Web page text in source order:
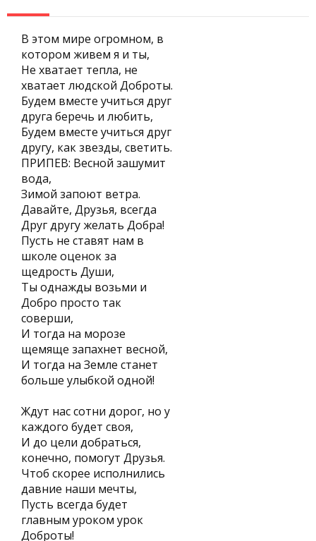
В этом мире огромном, в
котором живем я и ты,
Не хватает тепла, не
хватает людской Доброты.
Будем вместе учиться друг
друга беречь и любить,
Будем вместе учиться друг
другу, как звезды, светить.
ПРИПЕВ: Весной зашумит
вода,
Зимой запоют ветра.
Давайте, Друзья, всегда
Друг другу желать Добра!
Пусть не ставят нам в
школе оценок за
щедрость Души,
Ты однажды возьми и
Добро просто так
соверши,
И тогда на морозе
щемяще запахнет весной,
И тогда на Земле станет
больше улыбкой одной!
Ждут нас сотни дорог, но у
каждого будет своя,
И до цели добраться,
конечно, помогут Друзья.
Чтоб скорее исполнились
давние наши мечты,
Пусть всегда будет
главным уроком урок
Доброты!